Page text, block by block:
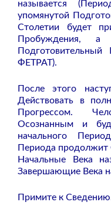
называется
упомянутой
Столетии будет
Пробуждения,
Подготовительный
ФЕТРАТ).
После этого
Действовать в
Прогрессом.
Осознанным и
начального
Периода продолжит
Начальные Века
Завершающие Века
Примите к